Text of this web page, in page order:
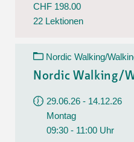
CHF 198.00
22 Lektionen
Nordic Walking/
Nordic Walking/
29.06.26 - 14.12.26
Montag
09:30 - 11:00 Uhr